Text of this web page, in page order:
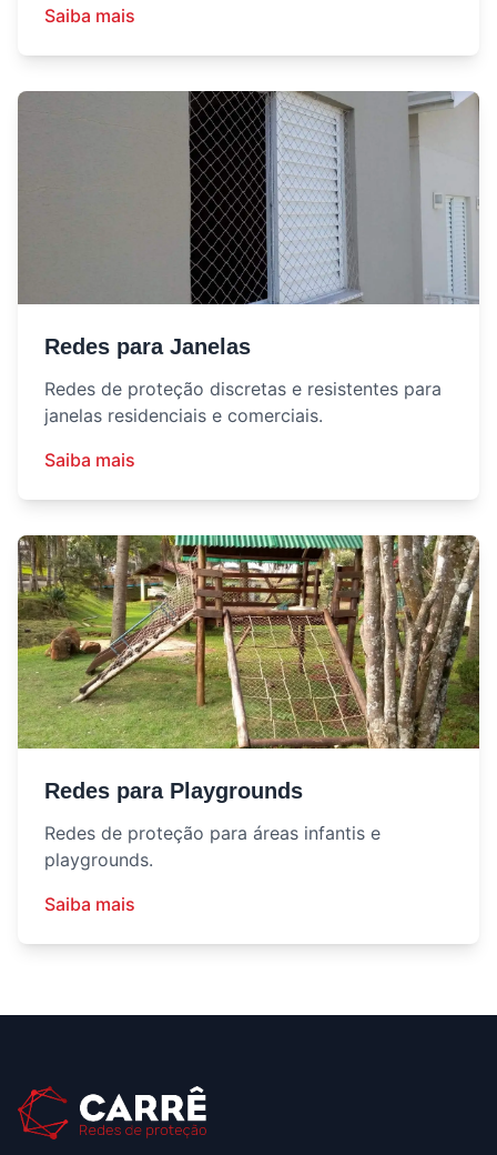
Saiba mais
Redes para Janelas
Redes de proteção discretas e resistentes para
janelas residenciais e comerciais.
Saiba mais
Redes para Playgrounds
Redes de proteção para áreas infantis e
playgrounds.
Saiba mais